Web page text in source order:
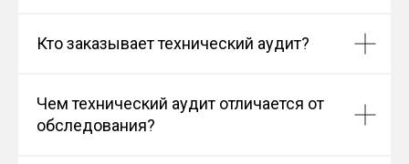
Кто заказывает технический аудит?
Чем технический аудит отличается от
обследования?